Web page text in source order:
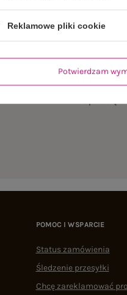
POMOC I WSPARCIE
Status zamówienia
Śledzenie przesyłki
Chcę zareklamować
Reklamowe pliki cookie
Potwierdzam